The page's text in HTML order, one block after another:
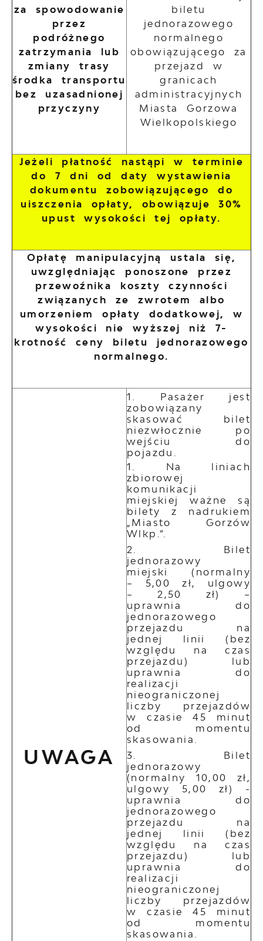
za spowodowanie
przez
podróżnego
zatrzymania lub
zmiany trasy
środka transportu
bez uzasadnionej
przyczyny
biletu
jednorazowego
normalnego
obowiązującego za
przejazd w
granicach
administracyjnych
Miasta Gorzowa
Wielkopolskiego
Jeżeli płatność nastąpi w terminie
do 7 dni od daty wystawienia
dokumentu zobowiązującego do
uiszczenia opłaty, obowiązuje 30%
upust wysokości tej opłaty.
Opłatę manipulacyjną ustala się,
uwzględniając ponoszone przez
przewoźnika koszty czynności
związanych ze zwrotem albo
umorzeniem opłaty dodatkowej, w
wysokości nie wyższej niż 7-
krotność ceny biletu jednorazowego
normalnego.
UWAGA
Pasażer jest
zobowiązany
skasować bilet
niezwłocznie po
wejściu do
pojazdu.
Na liniach
zbiorowej
komunikacji
miejskiej ważne są
bilety z nadrukiem
„Miasto Gorzów
Wlkp.”.
Bilet
jednorazowy
miejski (normalny
– 5,00 zł, ulgowy
– 2,50 zł) –
uprawnia do
jednorazowego
przejazdu na
jednej linii (bez
względu na czas
przejazdu) lub
uprawnia do
realizacji
nieograniczonej
liczby przejazdów
w czasie 45 minut
od momentu
skasowania.
Bilet
jednorazowy
(normalny 10,00 zł,
ulgowy 5,00 zł) -
uprawnia do
jednorazowego
przejazdu na
jednej linii (bez
względu na czas
przejazdu) lub
uprawnia do
realizacji
nieograniczonej
liczby przejazdów
w czasie 45 minut
od momentu
skasowania.